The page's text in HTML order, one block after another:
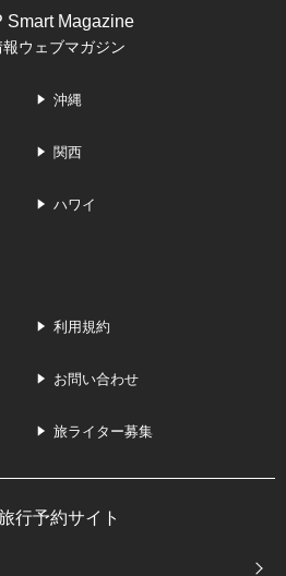
Smart Magazine
ウェブマガジン
沖縄
関西
ハワイ
利用規約
お問い合わせ
旅ライター募集
行予約サイト